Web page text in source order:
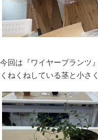
今回は『ワイヤープランツ
くねくねしている茎と小さ